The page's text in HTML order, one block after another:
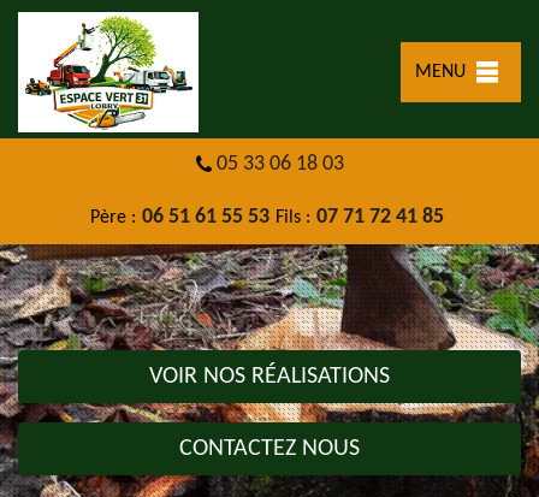
MENU
05 33 06 18 03
Père : 06 51 61 55 53 Fils : 07 71 72 41 85
VOIR NOS RÉALISATIONS
CONTACTEZ NOUS